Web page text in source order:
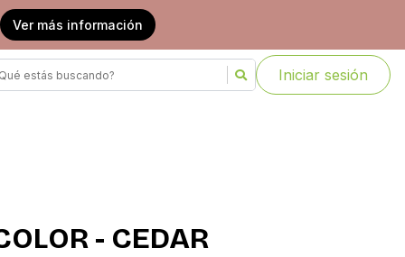
Ver más información
Iniciar sesión
- CEDAR